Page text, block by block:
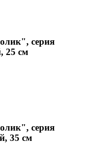
серия
25 см
серия
35 см